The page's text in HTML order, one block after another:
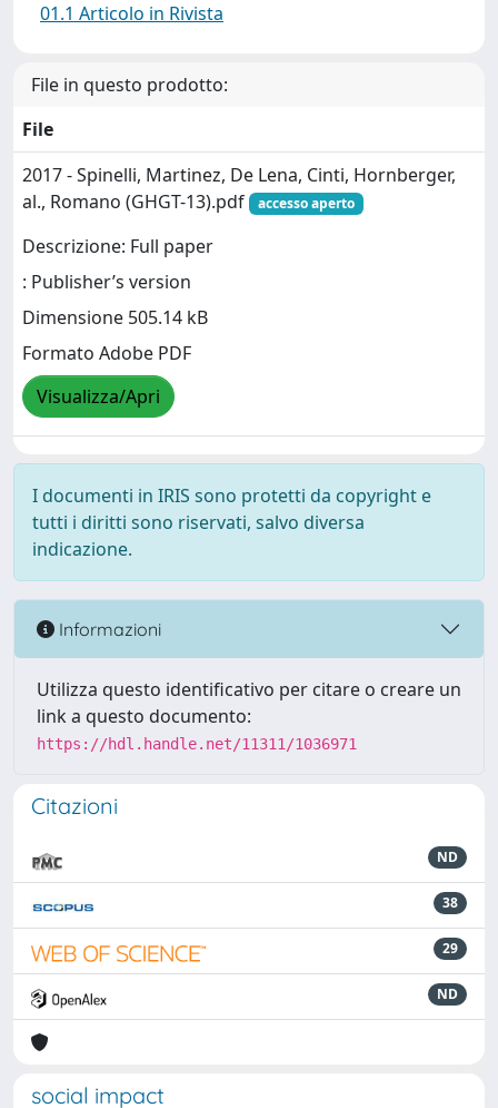
01.1 Articolo in Rivista
File in questo prodotto:
File
2017 - Spinelli, Martinez, De Lena, Cinti, Hornberger,
al., Romano (GHGT-13).pdf
accesso aperto
Descrizione: Full paper
: Publisher’s version
Dimensione 505.14 kB
Formato Adobe PDF
Visualizza/Apri
I documenti in IRIS sono protetti da copyright e
tutti i diritti sono riservati, salvo diversa
indicazione.
Informazioni
Utilizza questo identificativo per citare o creare un
link a questo documento:
https://hdl.handle.net/11311/1036971
Citazioni
ND
38
29
ND
social impact